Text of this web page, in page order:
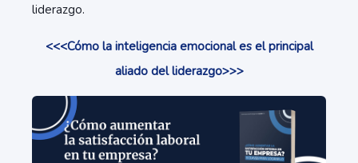
liderazgo.
<<<Cómo la inteligencia emocional es el principal
aliado del liderazgo>>>